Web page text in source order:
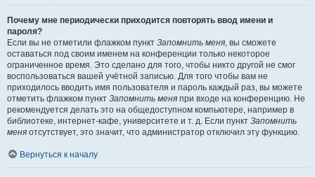
Почему мне периодически приходится повторять ввод имени и
пароля?
Если вы не отметили флажком пункт Запомнить меня, вы сможете
оставаться под своим именем на конференции только некоторое
ограниченное время. Это сделано для того, чтобы никто другой не смог
воспользоваться вашей учётной записью. Для того чтобы вам не
приходилось вводить имя пользователя и пароль каждый раз, вы можете
отметить флажком пункт Запомнить меня при входе на конференцию. Не
рекомендуется делать это на общедоступном компьютере, например в
библиотеке, интернет-кафе, университете и т. д. Если пункт Запомнить
меня отсутствует, это значит, что администратор отключил эту функцию.
Вернуться к началу